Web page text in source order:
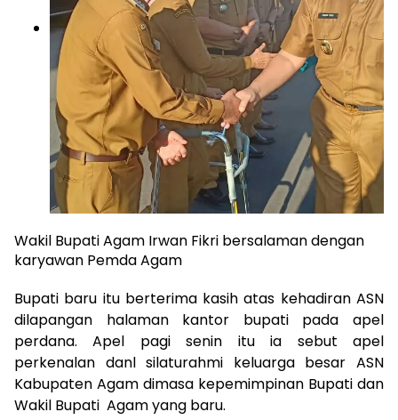
Wakil Bupati Agam Irwan Fikri bersalaman dengan
karyawan Pemda Agam
Bupati baru itu berterima kasih atas kehadiran ASN
dilapangan halaman kantor bupati pada apel
perdana. Apel pagi senin itu ia sebut apel
perkenalan danl silaturahmi keluarga besar ASN
Kabupaten Agam dimasa kepemimpinan Bupati dan
Wakil Bupati Agam yang baru.